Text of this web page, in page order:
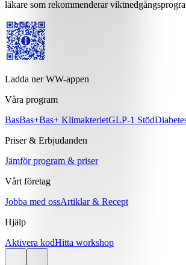
läkare som rekommenderar
Ladda ner WW-appen
Våra program
BasBas+Bas+ KlimakterietGLP-1 Stöd
Priser & Erbjudanden
Jämför program & priser
Vårt företag
Jobba med ossArtiklar & Recept
Hjälp
Aktivera kodHitta workshop